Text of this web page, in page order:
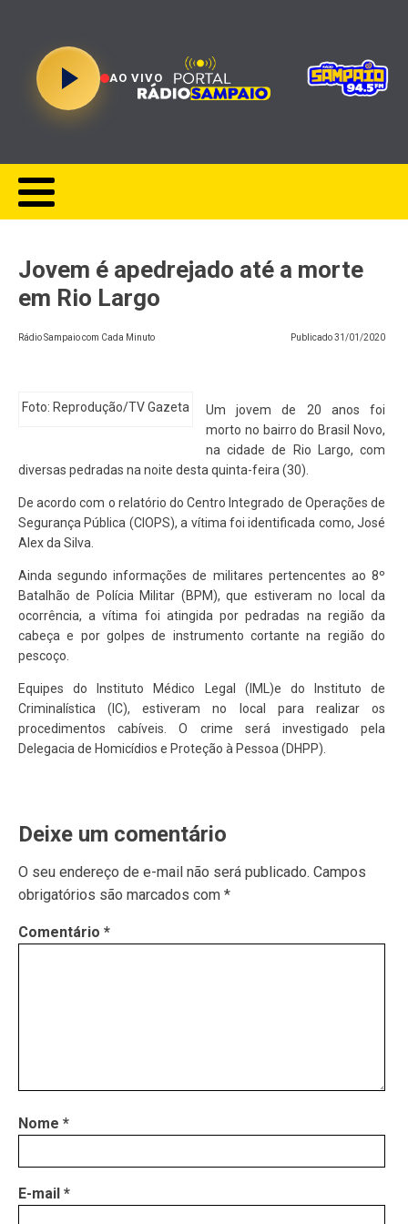
AO VIVO
Jovem é apedrejado até a morte
em Rio Largo
Rádio Sampaio com Cada Minuto Publicado31/01/2020
Foto: Reprodução/TV Gazeta
Um jovem de 20 anos foi
morto no bairro do Brasil Novo,
na cidade de Rio Largo, com
diversas pedradas na noite desta quinta-feira (30).
De acordo com o relatório do Centro Integrado de Operações de
Segurança Pública (CIOPS), a vítima foi identificada como, José
Alex da Silva.
Ainda segundo informações de militares pertencentes ao 8º
Batalhão de Polícia Militar (BPM), que estiveram no local da
ocorrência, a vítima foi atingida por pedradas na região da
cabeça e por golpes de instrumento cortante na região do
pescoço.
Equipes do Instituto Médico Legal (IML)e do Instituto de
Criminalística (IC), estiveram no local para realizar os
procedimentos cabíveis. O crime será investigado pela
Delegacia de Homicídios e Proteção à Pessoa (DHPP).
Deixe um comentário
O seu endereço de e-mail não será publicado. Campos
obrigatórios são marcados com *
Comentário *
Nome *
E-mail *